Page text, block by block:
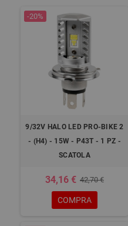
-20%
9/32V HALO LED PRO-BIKE 2
- (H4) - 15W - P43T - 1 PZ -
SCATOLA
34,16 € 42,70 €
COMPRA